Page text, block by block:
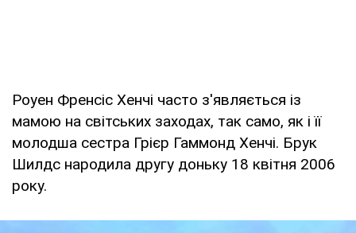
Роуен Френсіс Хенчі часто з'являється із
мамою на світських заходах, так само, як і її
молодша сестра Грієр Гаммонд Хенчі. Брук
Шилдс народила другу доньку 18 квітня 2006
року.